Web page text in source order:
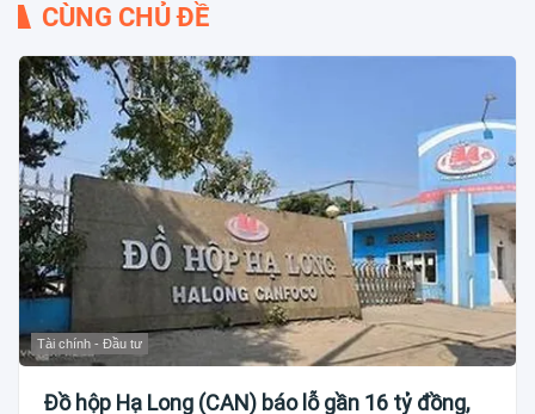
CÙNG CHỦ ĐỀ
Tài chính - Đầu tư
Đồ hộp Hạ Long (CAN) báo lỗ gần 16 tỷ đồng,